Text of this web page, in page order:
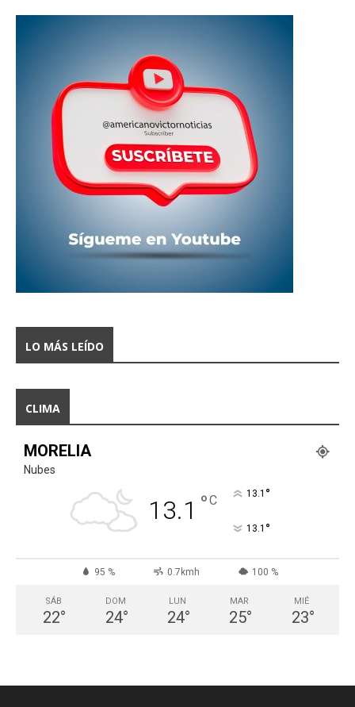
LO MÁS LEÍDO
CLIMA
MORELIA
Nubes
13.1 °C 13.1 °
13.1 °
95 % 0.7kmh 100 %
SÁB
22°
DOM
24°
LUN
24°
MAR
25°
MIÉ
23°